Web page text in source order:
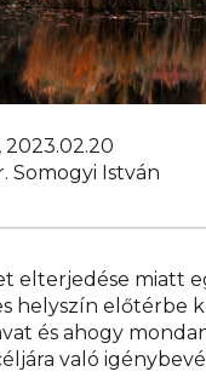
Somogyi István
elterjedése miatt
helyszín előtérbe
és ahogy
való